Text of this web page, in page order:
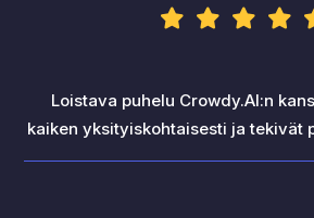
Loistava puhelu Crowdy.AI:n
kaiken yksityiskohtaisesti ja tekivät